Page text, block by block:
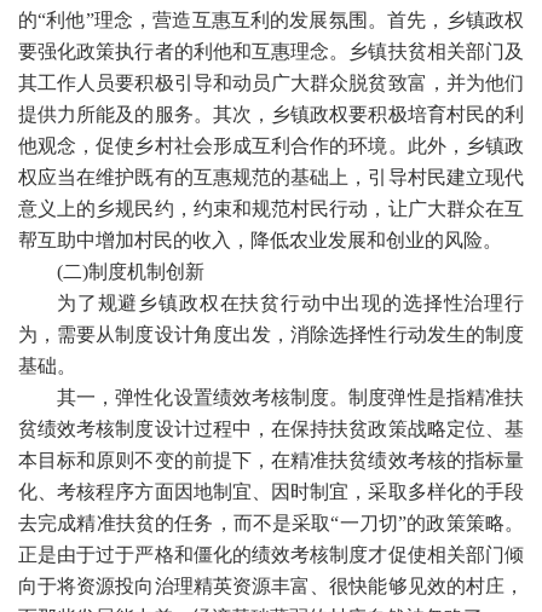
的“利他”理念，营造互惠互利的发展氛围。首先，乡镇政权
要强化政策执行者的利他和互惠理念。乡镇扶贫相关部门及
其工作人员要积极引导和动员广大群众脱贫致富，并为他们
提供力所能及的服务。其次，乡镇政权要积极培育村民的利
他观念，促使乡村社会形成互利合作的环境。此外，乡镇政
权应当在维护既有的互惠规范的基础上，引导村民建立现代
意义上的乡规民约，约束和规范村民行动，让广大群众在互
帮互助中增加村民的收入，降低农业发展和创业的风险。
(二)制度机制创新
为了规避乡镇政权在扶贫行动中出现的选择性治理行
为，需要从制度设计角度出发，消除选择性行动发生的制度
基础。
其一，弹性化设置绩效考核制度。制度弹性是指精准扶
贫绩效考核制度设计过程中，在保持扶贫政策战略定位、基
本目标和原则不变的前提下，在精准扶贫绩效考核的指标量
化、考核程序方面因地制宜、因时制宜，采取多样化的手段
去完成精准扶贫的任务，而不是采取“一刀切”的政策策略。
正是由于过于严格和僵化的绩效考核制度才促使相关部门倾
向于将资源投向治理精英资源丰富、很快能够见效的村庄，